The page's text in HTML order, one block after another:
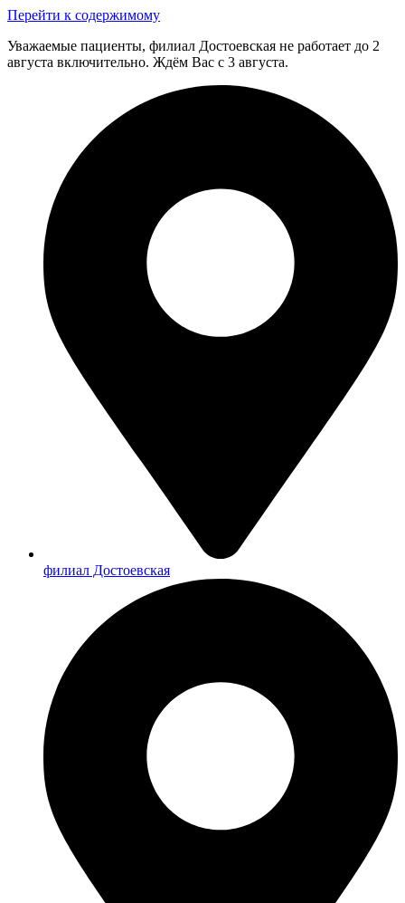
Перейти к содержимому
Уважаемые пациенты, филиал Достоевская не работает до 2
августа включительно. Ждём Вас с 3 августа.
филиал Достоевская